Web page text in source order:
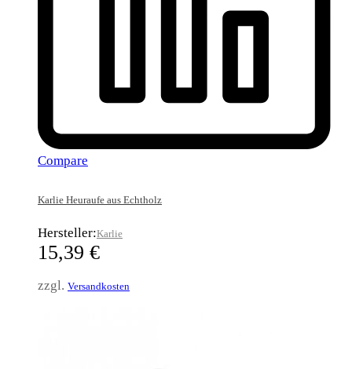
Compare
Karlie Heuraufe aus Echtholz
Hersteller:Karlie
15,39 €
zzgl. Versandkosten